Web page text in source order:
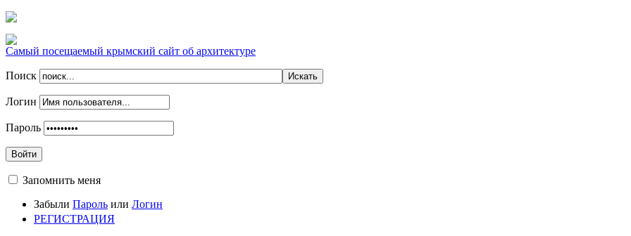
Самый посещаемый крымский сайт об архитектуре
Поиск
Логин
Пароль
Войти
Запомнить меня
Забыли Пароль или Логин
РЕГИСТРАЦИЯ